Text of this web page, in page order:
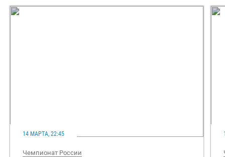
14 МАРТА, 22:45
Чемпионат России